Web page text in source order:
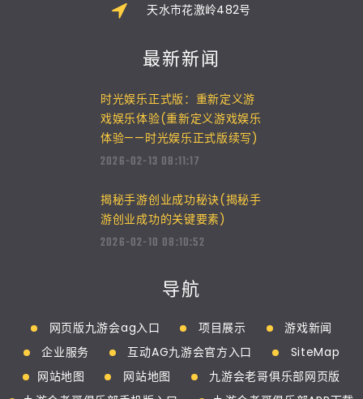
天水市花激岭482号
最新新闻
时光娱乐正式版：重新定义游
戏娱乐体验(重新定义游戏娱乐
体验——时光娱乐正式版续写)
2026-02-13 08:11:17
揭秘手游创业成功秘诀(揭秘手
游创业成功的关键要素)
2026-02-10 08:10:52
导航
网页版九游会ag入口 项目展示
游戏新闻
企业服务
互动AG九游会官方入口
SiteMap
网站地图
网站地图
九游会老哥俱乐部网页版